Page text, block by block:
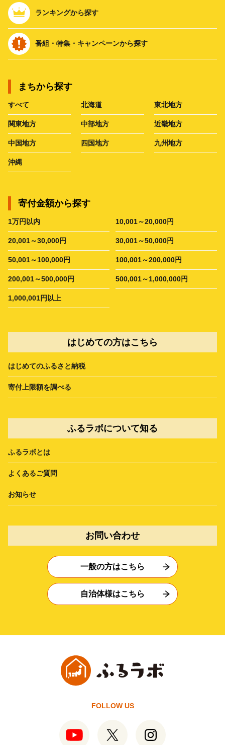
ランキングから探す
番組・特集・キャンペーンから探す
まちから探す
すべて 北海道 東北地方
関東地方 中部地方 近畿地方
中国地方 四国地方 九州地方
沖縄
寄付金額から探す
1万円以内 10,001～20,000円
20,001～30,000円 30,001～50,000円
50,001～100,000円 100,001～200,000円
200,001～500,000円 500,001～1,000,000円
1,000,001円以上
はじめての方はこちら
はじめてのふるさと納税
寄付上限額を調べる
ふるラボについて知る
ふるラボとは
よくあるご質問
お知らせ
お問い合わせ
一般の方はこちら
自治体様はこちら
FOLLOW US